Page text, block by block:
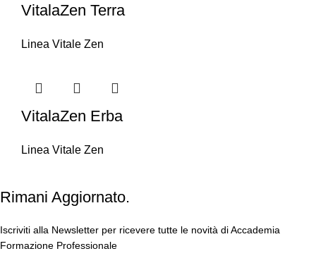
VitalaZen Terra
Linea Vitale Zen
VitalaZen Erba
Linea Vitale Zen
Rimani Aggiornato.
Iscriviti alla Newsletter per ricevere tutte le novità di Accademia
Formazione Professionale